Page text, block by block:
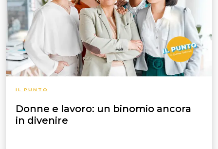
IL PUNTO
Donne e lavoro: un binomio ancora
in divenire